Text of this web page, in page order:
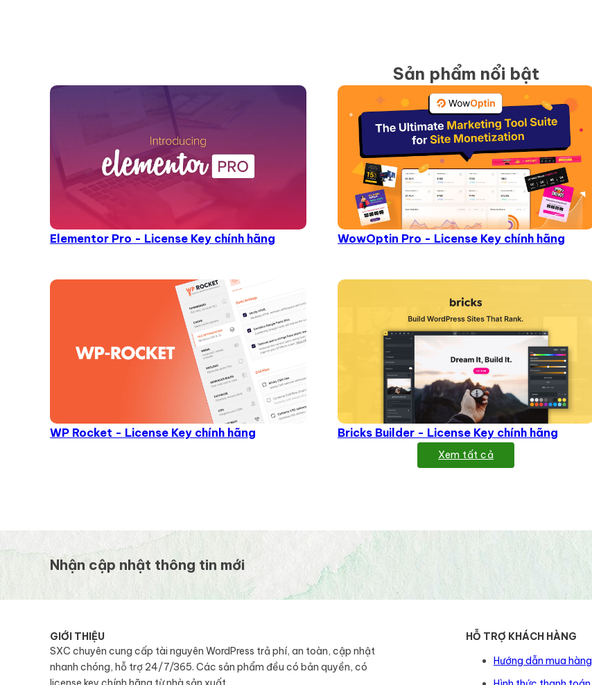
Sản phẩm nổi bật
Elementor Pro - License Key chính hãng WowOptin Pro - License Key chính hãng
WP Rocket - License Key chính hãng Bricks Builder - License Key chính hãng
Xem tất cả
Nhận cập nhật thông tin mới
GIỚI THIỆU
SXC chuyên cung cấp tài nguyên WordPress trả phí, an toàn, cập nhật
nhanh chóng, hỗ trợ 24/7/365. Các sản phẩm đều có bản quyền, có
HỖ TRỢ KHÁCH HÀNG
Hướng dẫn mua hàng